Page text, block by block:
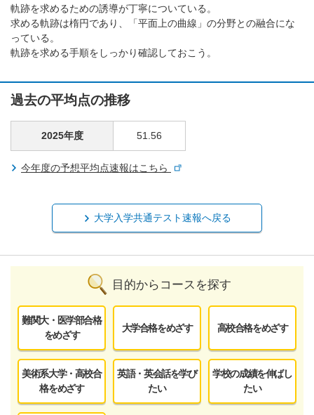
軌跡を求めるための誘導が丁寧についている。
求める軌跡は楕円であり、「平面上の曲線」の分野との融合にな
っている。
軌跡を求める手順をしっかり確認しておこう。
過去の平均点の推移
2025年度 51.56
今年度の予想平均点速報はこちら
大学入学共通テスト速報へ戻る
目的からコースを探す
難関大・医学部合格
をめざす
大学合格をめざす 高校合格をめざす
美術系大学・高校合
格をめざす
英語・英会話を学び
たい
学校の成績を伸ばし
たい